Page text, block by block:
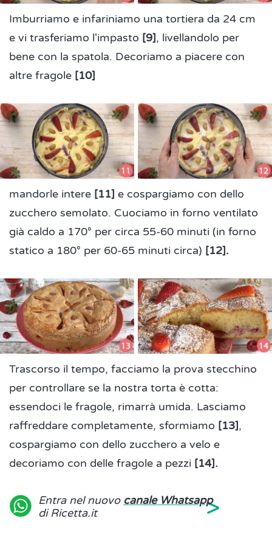
Imburriamo e infariniamo una tortiera da 24 cm
e vi trasferiamo l'impasto [9], livellandolo per
bene con la spatola. Decoriamo a piacere con
altre fragole [10]
mandorle intere [11] e cospargiamo con dello
zucchero semolato. Cuociamo in forno ventilato
già caldo a 170° per circa 55-60 minuti (in forno
statico a 180° per 60-65 minuti circa) [12].
Trascorso il tempo, facciamo la prova stecchino
per controllare se la nostra torta è cotta:
essendoci le fragole, rimarrà umida. Lasciamo
raffreddare completamente, sformiamo [13],
cospargiamo con dello zucchero a velo e
decoriamo con delle fragole a pezzi [14].
Entra nel nuovo canale Whatsapp
di Ricetta.it
>